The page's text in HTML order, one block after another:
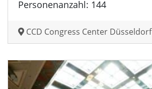
Personenanzahl: 144
CCD Congress Center Düsseldorf